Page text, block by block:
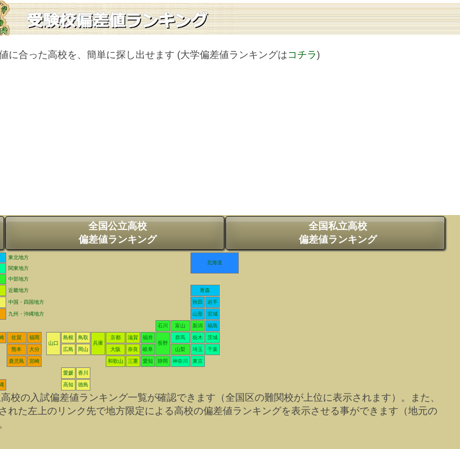
に合った高校を、簡単に探し出せます (大学偏差値ランキングはコチラ)
全国公立高校
偏差値ランキング
全国私立高校
偏差値ランキング
東北地方
北海道
関東地方
中部地方
近畿地方
青森
中国・四国地方 秋田 岩手
九州・沖縄地方 山形 宮城
石川 富山 新潟 福島
佐賀
福岡
山口
島根
鳥取
兵庫
京都 滋賀
福井
長野
群馬 栃木 茨城
熊本 大分 広島 岡山 大阪 奈良 岐阜 山梨 埼玉 千葉
鹿児島 宮崎 和歌山 三重 愛知 静岡 神奈川 東京
愛媛 香川
高知 徳島
の入試偏差値ランキング一覧が確認できます（全国区の難関校が上位に表示されます）。また、
れた左上のリンク先で地方限定による高校の偏差値ランキングを表示させる事ができます（地元の